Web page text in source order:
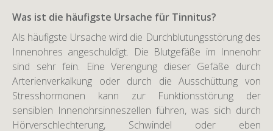
Was ist die häufigste Ursache für Tinnitus?
Als häufigste Ursache wird die Durchblutungsstörung des
Innenohres angeschuldigt. Die Blutgefäße im Innenohr
sind sehr fein. Eine Verengung dieser Gefäße durch
Arterienverkalkung oder durch die Ausschüttung von
Stresshormonen kann zur Funktionsstörung der
sensiblen Innenohrsinneszellen führen, was sich durch
Hörverschlechterung, Schwindel oder eben